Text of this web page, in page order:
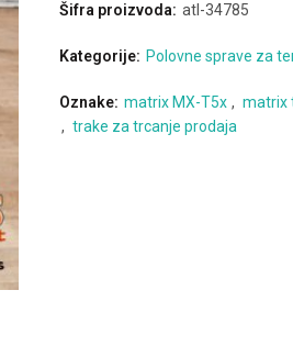
Šifra proizvoda: atl-34785
Kategorije: Polovne sprave za
Oznake: matrix MX-T5x , matrix
, trake za trcanje prodaja